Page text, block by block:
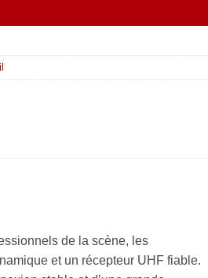
de la scène, les
et un récepteur UHF fiable.